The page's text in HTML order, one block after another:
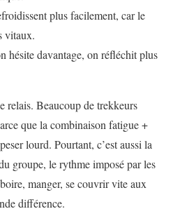
plus facilement, car le
vitaux.
hésite davantage, on réfléchit plus
relais. Beaucoup de trekkeurs
que la combinaison fatigue +
lourd. Pourtant, c’est aussi la
groupe, le rythme imposé par les
manger, se couvrir vite aux
différence.